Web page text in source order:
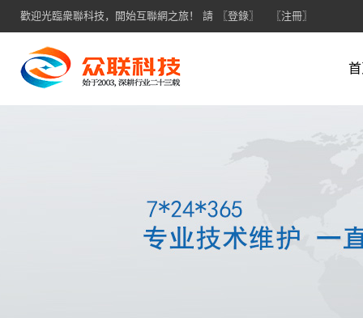
歡迎光臨衆聯科技，開始互聯網之旅！ 請 〖登錄〗 〖注冊〗